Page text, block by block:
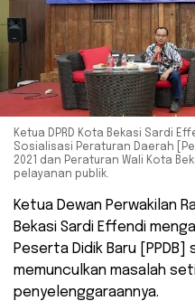
Ketua DPRD Kota Bekasi Sardi
Sosialisasi Peraturan Daerah
2021 dan Peraturan Wali Kota
pelayanan publik.
Ketua Dewan Perwakilan
Bekasi Sardi Effendi
Peserta Didik Baru [PPDB]
memunculkan masalah
penyelenggaraannya.